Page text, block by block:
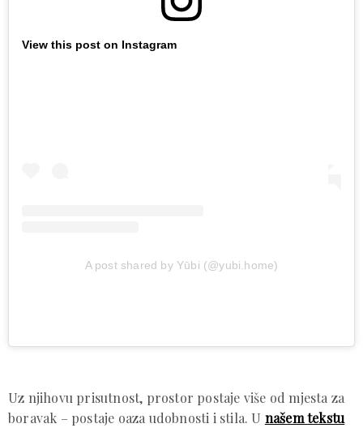
View this post on Instagram
A post shared by Yūbi (@yubi.home)
Uz njihovu prisutnost, prostor postaje više od mjesta za
boravak – postaje oaza udobnosti i stila. U našem tekstu